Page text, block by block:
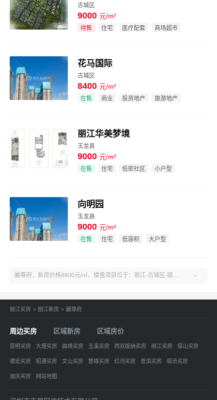
效果图
古城区
9000 元/m²
待售 住宅 医疗配套 商场超市
效果图
花马国际
古城区
8400 元/m²
在售 商业 投资地产 旅游地产
效果图
丽江华美梦境
玉龙县
9000 元/m²
在售 住宅 低密社区 小户型
效果图
向明园
玉龙县
9000 元/m²
在售 住宅 低容积 大户型
麗尊府，新房价格8800元/㎡，楼盘项目位于：丽江-古城区-丽江古城区玉雪大道与义和路西交叉口。了解更多楼盘售楼电话、房价、户型、绿化率、周边配套、产权、物业、开发商等麗尊府楼盘信息，关注吉屋丽江麗尊府！ 
丽江买房 > 丽江新房 > 麗尊府
周边买房 区域新房 区域房价
昆明买房 大理买房 曲靖买房 玉溪买房 西双版纳买房 丽江买房 保山买房
德宏买房 昭通买房 文山买房 楚雄买房 红河买房 普洱买房 临沧买房
迪庆买房 网站地图